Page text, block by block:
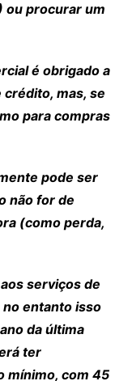
ou procurar um
é obrigado a
mas, se
para compras
pode ser
não for de
(como perda,
serviços de
entanto isso
da última
ter
mínimo, com 45